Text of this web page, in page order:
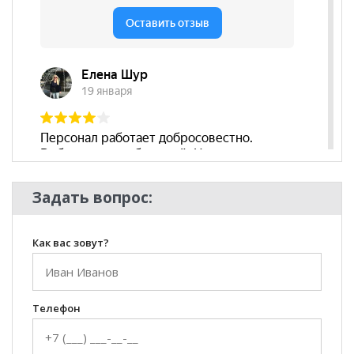
нет
Съёмный чехол
нет
Декоративные
подушки
Стиль
Классический, Честерфилд
Комната
Гостиная
Задать вопрос:
Как вас зовут?
Телефон